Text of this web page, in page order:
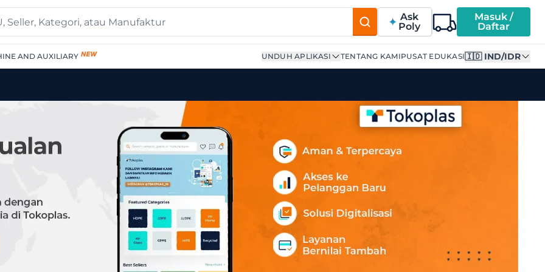
Ask
Poly
Masuk /
Daftar
AND AUXILIARY UNDUH APLIKASI TENTANG KAMIPUSAT EDUKASI🇮🇩 IND/IDR
Tokoplas